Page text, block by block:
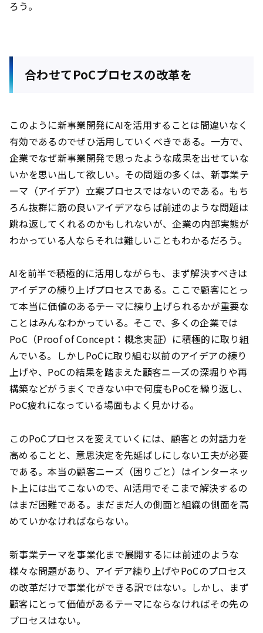
ろう。
合わせてPoCプロセスの改革を
このように新事業開発にAIを活用することは間違いなく
有効であるのでぜひ活用していくべきである。一方で、
企業でなぜ新事業開発で思ったような成果を出せていな
いかを思い出して欲しい。その問題の多くは、新事業テ
ーマ（アイデア）立案プロセスではないのである。もち
ろん抜群に筋の良いアイデアならば前述のような問題は
跳ね返してくれるのかもしれないが、企業の内部実態が
わかっている人ならそれは難しいこともわかるだろう。
AIを前半で積極的に活用しながらも、まず解決すべきは
アイデアの練り上げプロセスである。ここで顧客にとっ
て本当に価値のあるテーマに練り上げられるかが重要な
ことはみんなわかっている。そこで、多くの企業では
PoC（Proof of Concept：概念実証）に積極的に取り組
んでいる。しかしPoCに取り組む以前のアイデアの練り
上げや、PoCの結果を踏まえた顧客ニーズの深堀りや再
構築などがうまくできない中で何度もPoCを繰り返し、
PoC疲れになっている場面もよく見かける。
このPoCプロセスを変えていくには、顧客との対話力を
高めることと、意思決定を先延ばしにしない工夫が必要
である。本当の顧客ニーズ（困りごと）はインターネッ
ト上には出てこないので、AI活用でそこまで解決するの
はまだ困難である。まだまだ人の側面と組織の側面を高
めていかなければならない。
新事業テーマを事業化まで展開するには前述のような
様々な問題があり、アイデア練り上げやPoCのプロセス
の改革だけで事業化ができる訳ではない。しかし、まず
顧客にとって価値があるテーマにならなければその先の
プロセスはない。